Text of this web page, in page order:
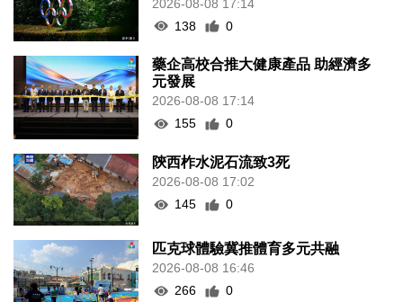
2026-08-08 17:14
138
0
藥企高校合推大健康產品 助經濟多
元發展
2026-08-08 17:14
155
0
陝西柞水泥石流致3死
2026-08-08 17:02
145
0
匹克球體驗冀推體育多元共融
2026-08-08 16:46
266
0